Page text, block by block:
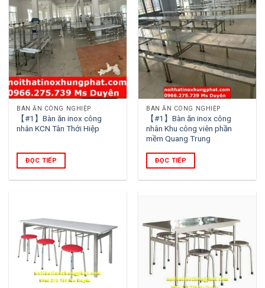
BÀN ĂN CÔNG NGHIỆP
【#1】Bàn ăn inox công
nhân KCN Tân Thới Hiệp
ĐỌC TIẾP
BÀN ĂN CÔNG NGHIỆP
【#1】Bàn ăn inox công
nhân Khu công viên phần
mềm Quang Trung
ĐỌC TIẾP